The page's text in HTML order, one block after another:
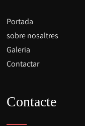
Portada
sobre nosaltres
Galeria
Contactar
Contacte